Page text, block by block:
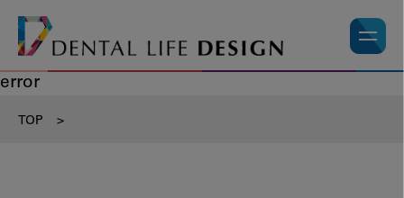
error
TOP >